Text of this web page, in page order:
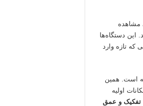
مشاهده
این دستگاه‌ها
که تازه وارد
است. همین
اولیه
تفکیک و عمق